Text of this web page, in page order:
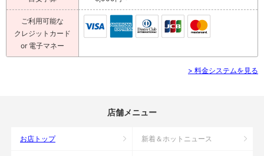
ご利用可能な
クレジットカード
or 電子マネー
> 料金システムを見る
店舗メニュー
お店トップ 新着＆ホットニュース